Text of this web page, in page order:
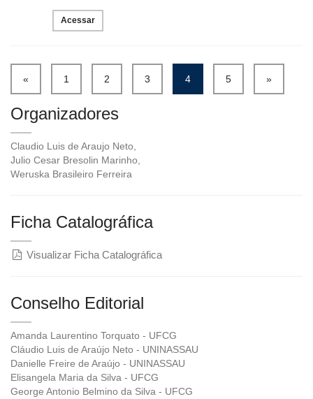
Acessar
« 1 2 3 4 5 »
Organizadores
Claudio Luis de Araujo Neto,
Julio Cesar Bresolin Marinho,
Weruska Brasileiro Ferreira
Ficha Catalográfica
Visualizar Ficha Catalográfica
Conselho Editorial
Amanda Laurentino Torquato - UFCG
Cláudio Luis de Araújo Neto - UNINASSAU
Danielle Freire de Araújo - UNINASSAU
Elisangela Maria da Silva - UFCG
George Antonio Belmino da Silva - UFCG